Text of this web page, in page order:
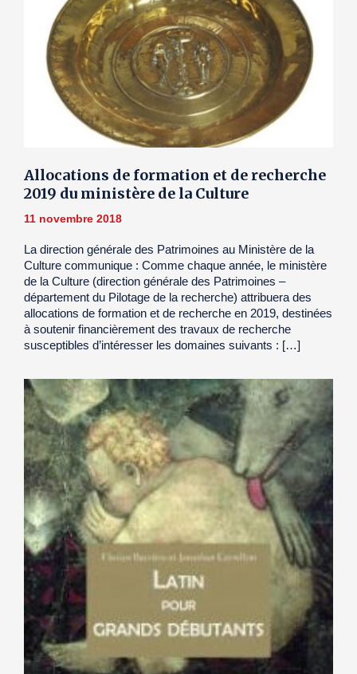
Allocations de formation et de recherche
2019 du ministère de la Culture
11 novembre 2018
La direction générale des Patrimoines au Ministère de la
Culture communique : Comme chaque année, le ministère
de la Culture (direction générale des Patrimoines –
département du Pilotage de la recherche) attribuera des
allocations de formation et de recherche en 2019, destinées
à soutenir financièrement des travaux de recherche
susceptibles d’intéresser les domaines suivants : […]